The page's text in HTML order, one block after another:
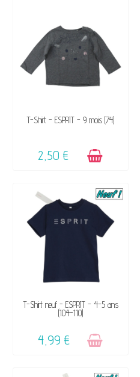
DISPONIBLE
T-Shirt - ESPRIT - 9 mois (74)
2,50 €
VENDU, VICTIME DE SON
SUCCÈS ☺
T-Shirt neuf - ESPRIT - 4-5 ans
(104-110)
4,99 €